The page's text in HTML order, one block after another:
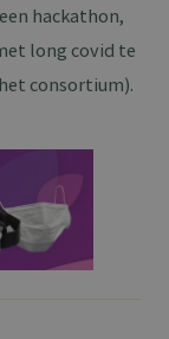
hackathon,
long covid te
consortium).